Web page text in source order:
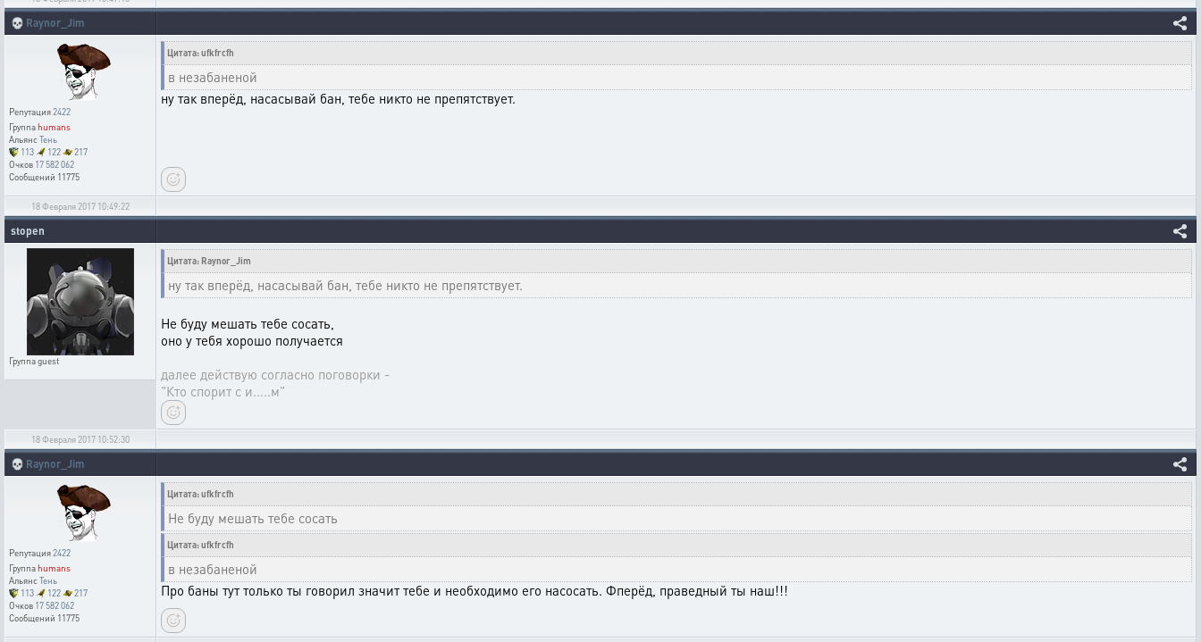
💀 Raynor_Jim
Репутация2422
Группаhumans
АльянсТень
113
122
217
Очков 17 582 062
Сообщений 11775
Цитата: ufkfrcfh
в незабаненой
ну так вперёд, насасывай бан, тебе никто не препятствует.
18 Февраля 2017 10:49:22
stopen
Группаguest
Цитата: Raynor_Jim
ну так вперёд, насасывай бан, тебе никто не препятствует.
Не буду мешать тебе сосать,
оно у тебя хорошо получается
далее действую согласно поговорки -
"Кто спорит с и.....м"
18 Февраля 2017 10:52:30
💀 Raynor_Jim
Репутация2422
Группаhumans
АльянсТень
113
122
217
Очков 17 582 062
Сообщений 11775
Цитата: ufkfrcfh
Не буду мешать тебе сосать
Цитата: ufkfrcfh
в незабаненой
Про баны тут только ты говорил значит тебе и необходимо его насосать. Фперёд, праведный ты наш!!!